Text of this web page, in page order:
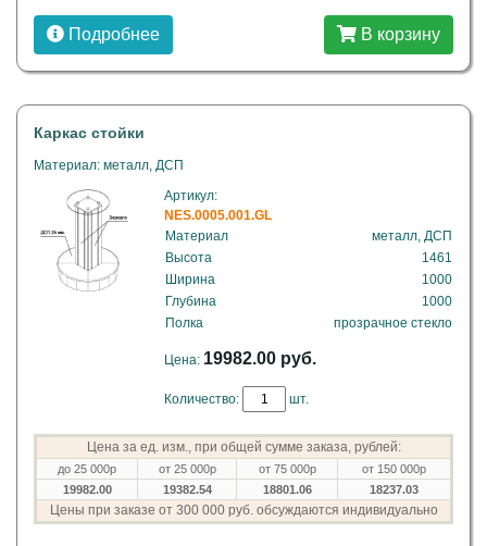
Подробнее В корзину
Каркас стойки
Материал: металл, ДСП
Артикул:
NES.0005.001.GL
Материал
металл, ДСП
Высота
1461
Ширина
1000
Глубина
1000
Полка
прозрачное стекло
Цена: 19982.00 руб.
Количество: шт.
Цена за ед. изм., при общей сумме заказа, рублей:
до 25 000р от 25 000р от 75 000р
от 150 000р
19982.00
19382.54 18801.06 18237.03
Цены при заказе от 300 000 руб. обсуждаются индивидуально